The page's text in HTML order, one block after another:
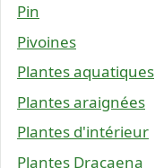
Pin
Pivoines
Plantes aquatiques
Plantes araignées
Plantes d'intérieur
Plantes Dracaena